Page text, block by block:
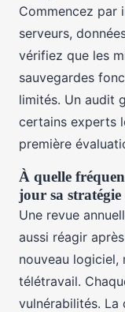
Commencez par
serveurs,
vérifiez que les
sauvegardes
limités. Un audit
certains experts
première
À quelle
jour sa stratégie
Une revue
aussi réagir
nouveau logiciel,
télétravail.
vulnérabilités. La